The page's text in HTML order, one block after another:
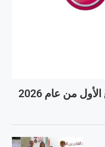
من عام 2026